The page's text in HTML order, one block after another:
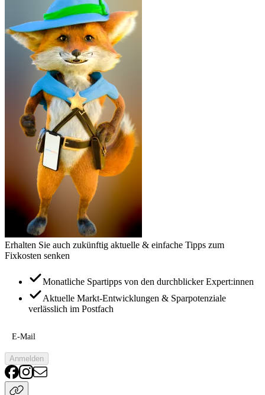
Erhalten Sie auch zukünftig aktuelle & einfache Tipps zum
Fixkosten senken
Monatliche Spartipps von den durchblicker Expert:innen
Aktuelle Markt-Entwicklungen & Sparpotenziale
verlässlich im Postfach
E-Mail
Anmelden